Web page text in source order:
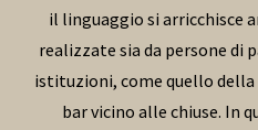
il linguaggio si arricchisce
realizzate sia da persone di
istituzioni, come quello
bar vicino alle chiuse. In